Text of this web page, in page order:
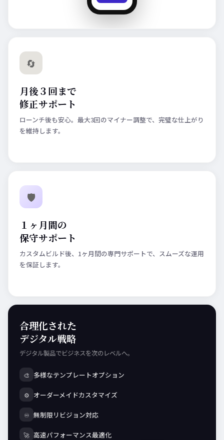
🔄
月後３回まで
修正サポート
ローンチ後も安心。最大3回のマイナー調整で、完璧な仕上がり
を維持します。
🛡️
１ヶ月間の
保守サポート
カスタムビルド後、1ヶ月間の専門サポートで、スムーズな運用
を保証します。
合理化された
デジタル戦略
デジタル製品でビジネスを次のレベルへ。
🎨 多様なテンプレートオプション
⚙️ オーダーメイドカスタマイズ
♾️ 無制限リビジョン対応
🚀 高速パフォーマンス最適化